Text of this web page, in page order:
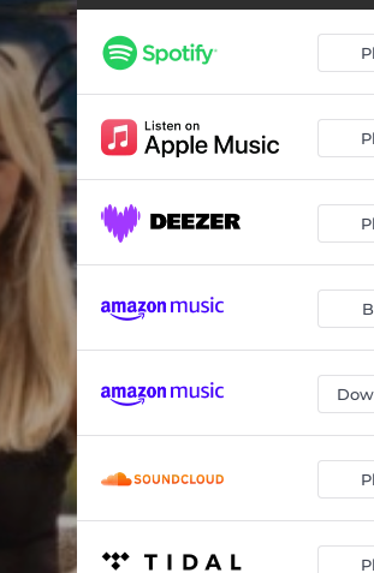
With You
Rivoluzione
WHAT IF (we're one)
DINAMITE
SCORPIONE (2025 Remaster)